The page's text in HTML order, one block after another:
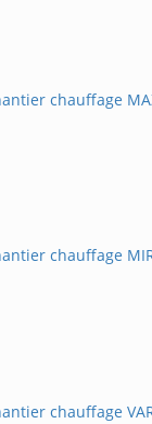
chauffage
chauffage
chauffage